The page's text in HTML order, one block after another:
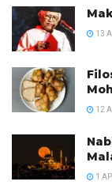
13
12
1